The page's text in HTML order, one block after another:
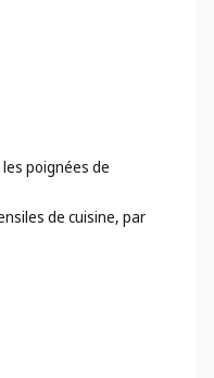
poignées de
de cuisine, par